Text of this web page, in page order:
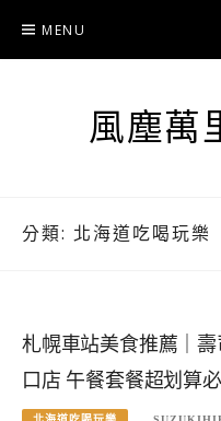
content
MENU
風塵萬
分類: 北海道吃喝玩樂
札幌車站美食推薦｜
口店 午餐套餐超划算